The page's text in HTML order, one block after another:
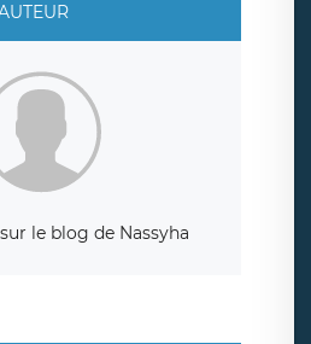
le blog de Nassyha